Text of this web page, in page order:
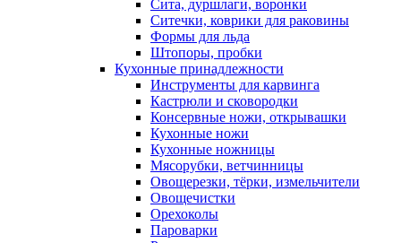
Сита, дуршлаги, воронки
Ситечки, коврики для раковины
Формы для льда
Штопоры, пробки
Кухонные принадлежности
Инструменты для карвинга
Кастрюли и сковородки
Консервные ножи, открывашки
Кухонные ножи
Кухонные ножницы
Мясорубки, ветчинницы
Овощерезки, тёрки, измельчители
Овощечистки
Орехоколы
Пароварки